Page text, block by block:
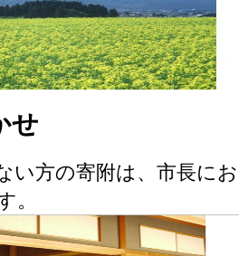
せ
い方の寄附は、市長にお
。